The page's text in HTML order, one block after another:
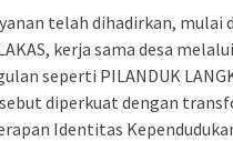
telah dihadirkan, mulai
kerja sama desa
seperti PILANDUK
diperkuat dengan
Identitas